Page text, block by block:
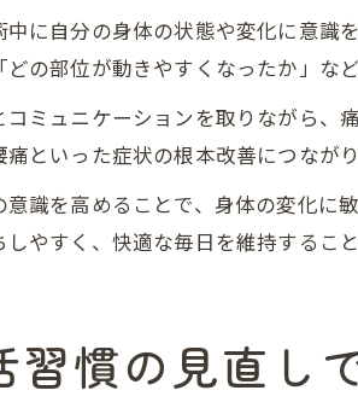
中に自分の身体の状態や変化に意識
どの部位が動きやすくなったか」な
コミュニケーションを取りながら、
痛といった症状の根本改善につなが
意識を高めることで、身体の変化に
しやすく、快適な毎日を維持すること
習慣の見直し